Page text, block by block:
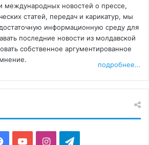
международных новостей о прессе,
статей, передач и карикатур, мы
информационную среду для
последние новости из молдавской
собственное аргументированное
мнение.
подробнее...
I